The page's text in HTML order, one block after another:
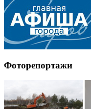
Фоторепортажи